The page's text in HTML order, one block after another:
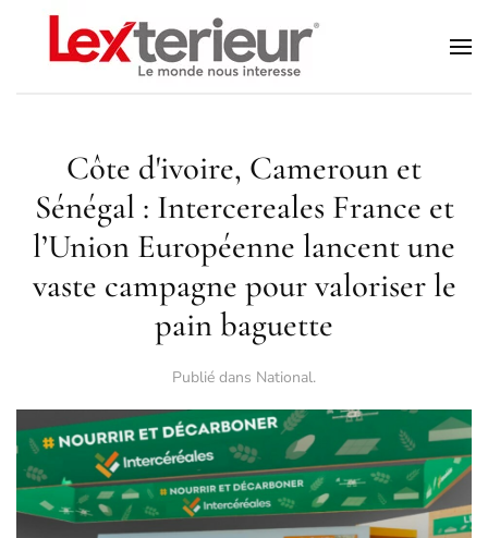
Accéder au contenu principal
Côte d'ivoire, Cameroun et
Sénégal : Intercereales France et
l’Union Européenne lancent une
vaste campagne pour valoriser le
pain baguette
Publié dans National.